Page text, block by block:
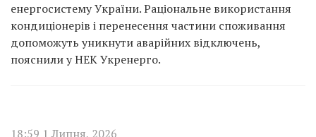
енергосистему України. Раціональне використання
кондиціонерів і перенесення частини споживання
допоможуть уникнути аварійних відключень,
пояснили у НЕК Укренерго.
18:59 1 Липня, 2026